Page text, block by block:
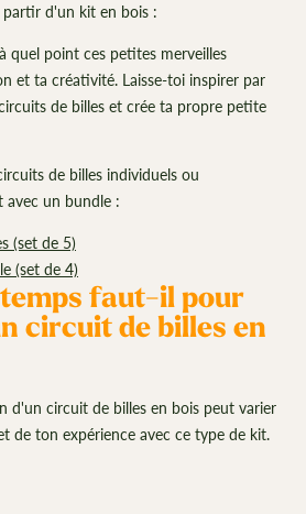
d'un kit en bois :
quel point ces petites merveilles
et ta créativité. Laisse-toi inspirer par
de billes et crée ta propre petite
de billes individuels ou
avec un bundle :
(set de 5)
(set de 4)
temps faut-il pour
circuit de billes en
d'un circuit de billes en bois peut varier
de ton expérience avec ce type de kit.